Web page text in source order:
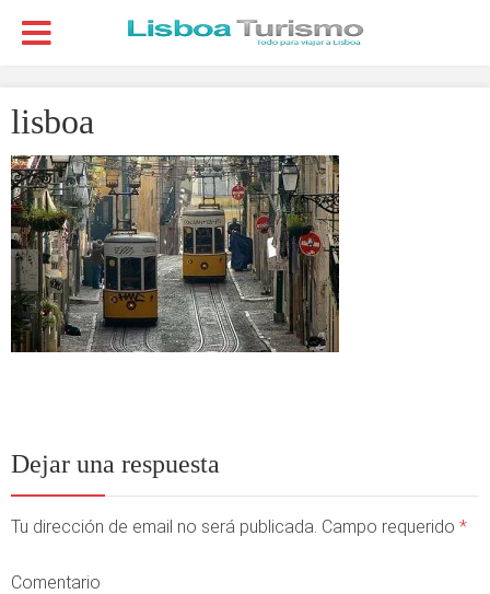
lisboa
Dejar una respuesta
Tu dirección de email no será publicada. Campo requerido *
Comentario